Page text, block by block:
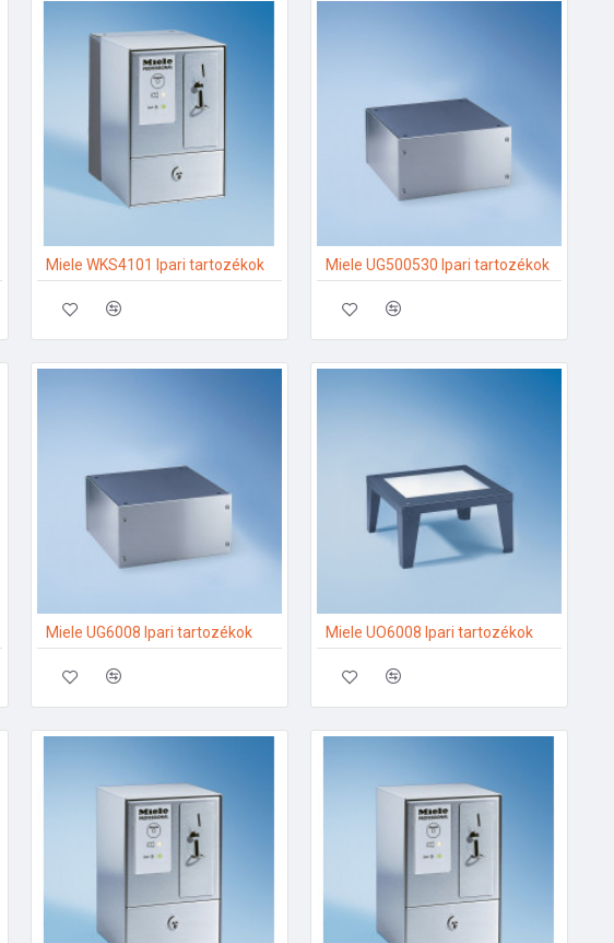
Miele WKS4101 Ipari tartozékok Miele UG500530 Ipari tartozékok
Miele UG6008 Ipari tartozékok Miele UO6008 Ipari tartozékok